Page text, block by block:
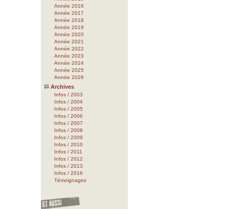
Année 2016
Année 2017
Année 2018
Année 2019
Année 2020
Année 2021
Année 2022
Année 2023
Année 2024
Année 2025
Année 2026
Archives
Infos / 2003
Infos / 2004
Infos / 2005
Infos / 2006
Infos / 2007
Infos / 2008
Infos / 2009
Infos / 2010
Infos / 2011
Infos / 2012
Infos / 2013
Infos / 2016
Témoignages